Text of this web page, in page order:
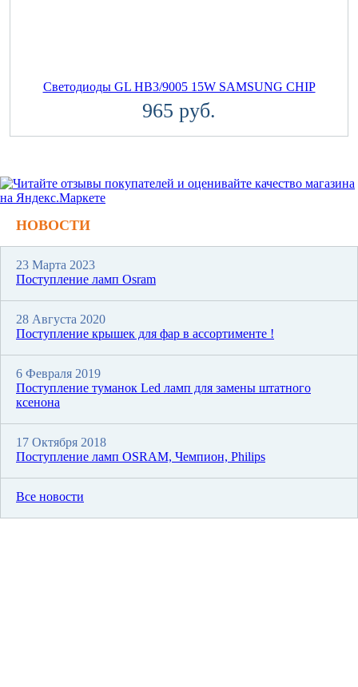
Светодиоды GL HB3/9005 15W SAMSUNG CHIP
965 руб.
НОВОСТИ
23 Марта 2023
Поступление ламп Osram
28 Августа 2020
Поступление крышек для фар в ассортименте !
6 Февраля 2019
Поступление туманок Led ламп для замены штатного
ксенона
17 Октября 2018
Поступление ламп OSRAM, Чемпион, Philips
Все новости